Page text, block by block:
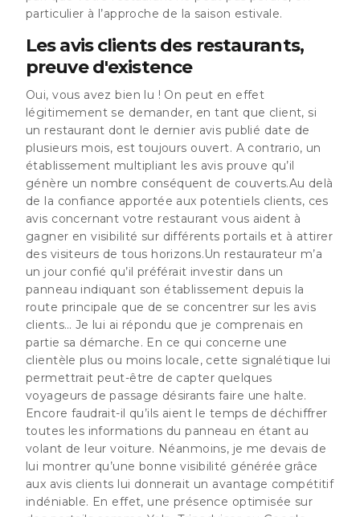
particulier à l’approche de la saison estivale.
Les avis clients des restaurants,
preuve d'existence
Oui, vous avez bien lu ! On peut en effet
légitimement se demander, en tant que client, si
un restaurant dont le dernier avis publié date de
plusieurs mois, est toujours ouvert. A contrario, un
établissement multipliant les avis prouve qu’il
génère un nombre conséquent de couverts.Au delà
de la confiance apportée aux potentiels clients, ces
avis concernant votre restaurant vous aident à
gagner en visibilité sur différents portails et à attirer
des visiteurs de tous horizons.Un restaurateur m’a
un jour confié qu’il préférait investir dans un
panneau indiquant son établissement depuis la
route principale que de se concentrer sur les avis
clients… Je lui ai répondu que je comprenais en
partie sa démarche. En ce qui concerne une
clientèle plus ou moins locale, cette signalétique lui
permettrait peut-être de capter quelques
voyageurs de passage désirants faire une halte.
Encore faudrait-il qu’ils aient le temps de déchiffrer
toutes les informations du panneau en étant au
volant de leur voiture. Néanmoins, je me devais de
lui montrer qu’une bonne visibilité générée grâce
aux avis clients lui donnerait un avantage compétitif
indéniable. En effet, une présence optimisée sur